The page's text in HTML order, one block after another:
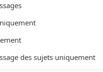
des sujets uniquement